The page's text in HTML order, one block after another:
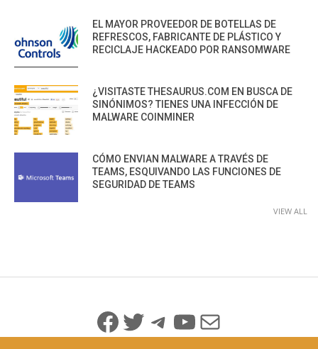
EL MAYOR PROVEEDOR DE BOTELLAS DE
REFRESCOS, FABRICANTE DE PLÁSTICO Y
RECICLAJE HACKEADO POR RANSOMWARE
¿VISITASTE THESAURUS.COM EN BUSCA DE
SINÓNIMOS? TIENES UNA INFECCIÓN DE
MALWARE COINMINER
CÓMO ENVIAN MALWARE A TRAVÉS DE
TEAMS, ESQUIVANDO LAS FUNCIONES DE
SEGURIDAD DE TEAMS
VIEW ALL
Facebook
Twitter
Telegram
YouTube
Mail